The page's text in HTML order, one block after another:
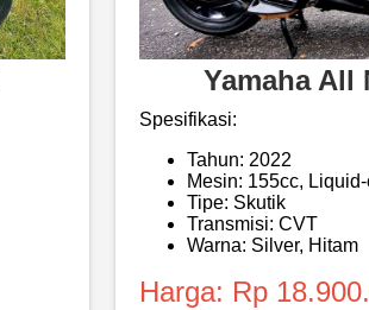
Yamaha All
Spesifikasi:
Tahun: 2022
Mesin: 155cc,
Tipe: Skutik
Transmisi: CVT
Warna: Silver, Hitam
Harga: Rp